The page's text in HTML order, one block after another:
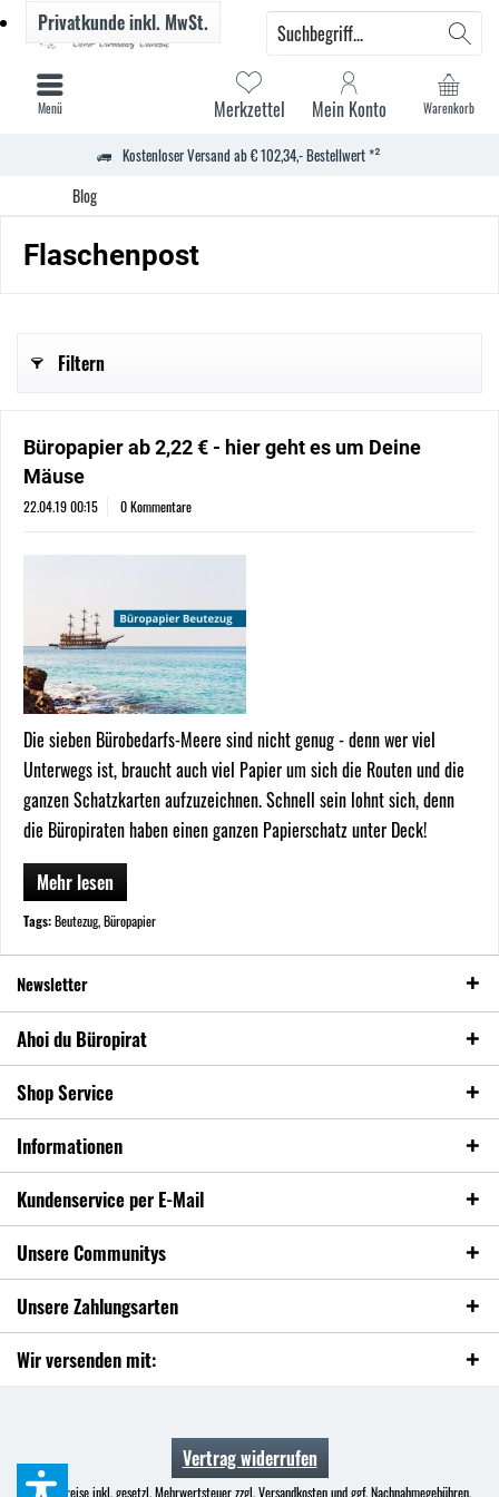
Kostenloser Versand ab € 102,34,- Bestellwert *²
Warenkorb
Merkzettel Mein Konto
Privatkundeinkl. MwSt.
Menü
Blog
Flaschenpost
Filtern
Büropapier ab 2,22 € - hier geht es um Deine
Mäuse
22.04.19 00:15 0 Kommentare
Die sieben Bürobedarfs-Meere sind nicht genug - denn wer viel
Unterwegs ist, braucht auch viel Papier um sich die Routen und die
ganzen Schatzkarten aufzuzeichnen. Schnell sein lohnt sich, denn
die Büropiraten haben einen ganzen Papierschatz unter Deck!
Mehr lesen
Tags:Beutezug,Büropapier
Newsletter
Ahoi du Büropirat
Shop Service
Informationen
Kundenservice per E-Mail
Unsere Communitys
Unsere Zahlungsarten
Wir versenden mit:
Vertrag widerrufen
* Alle Preise inkl. gesetzl. Mehrwertsteuer zzgl.Versandkostenund ggf. Nachnahmegebühren,